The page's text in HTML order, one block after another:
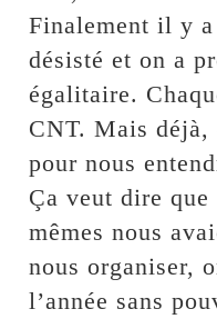
Finalement il y
désisté et on a
égalitaire.
CNT. Mais
pour nous
Ça veut dire
mêmes nous
nous organiser,
l’année sans